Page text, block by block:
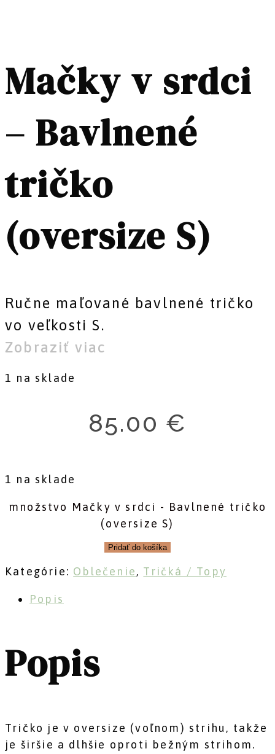
Mačky v srdci
– Bavlnené
tričko
(oversize S)
Ručne maľované bavlnené tričko
vo veľkosti S.
Zobraziť viac
1 na sklade
85.00 €
1 na sklade
množstvo Mačky v srdci - Bavlnené tričko
(oversize S)
Pridať do košíka
Kategórie: Oblečenie, Tričká / Topy
Popis
Popis
Tričko je v oversize (voľnom) strihu, takže
je širšie a dlhšie oproti bežným strihom.